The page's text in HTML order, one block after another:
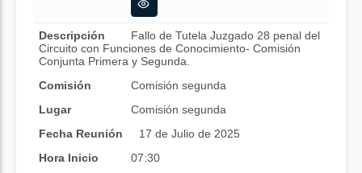
Descripción
Fallo de Tutela Juzgado 28 penal del
Circuito con Funciones de Conocimiento- Comisión
Conjunta Primera y Segunda.
Comisión
Comisión segunda
Lugar
Comisión segunda
Fecha Reunión
17 de Julio de 2025
Hora Inicio
07:30